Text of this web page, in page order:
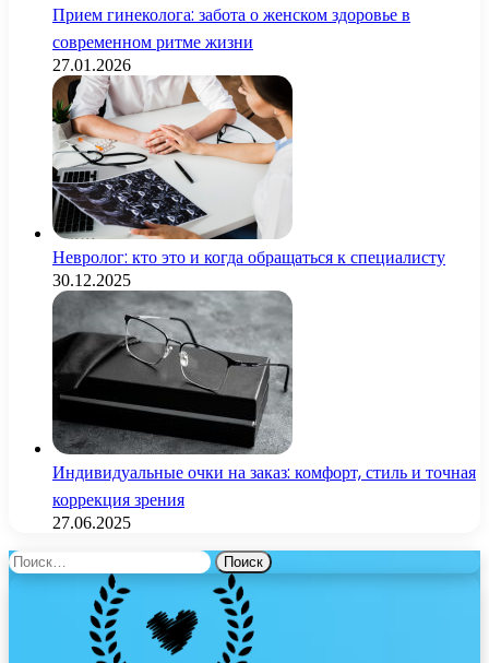
Прием гинеколога: забота о женском здоровье в
современном ритме жизни
27.01.2026
Невролог: кто это и когда обращаться к специалисту
30.12.2025
Индивидуальные очки на заказ: комфорт, стиль и точная
коррекция зрения
27.06.2025
Найти: